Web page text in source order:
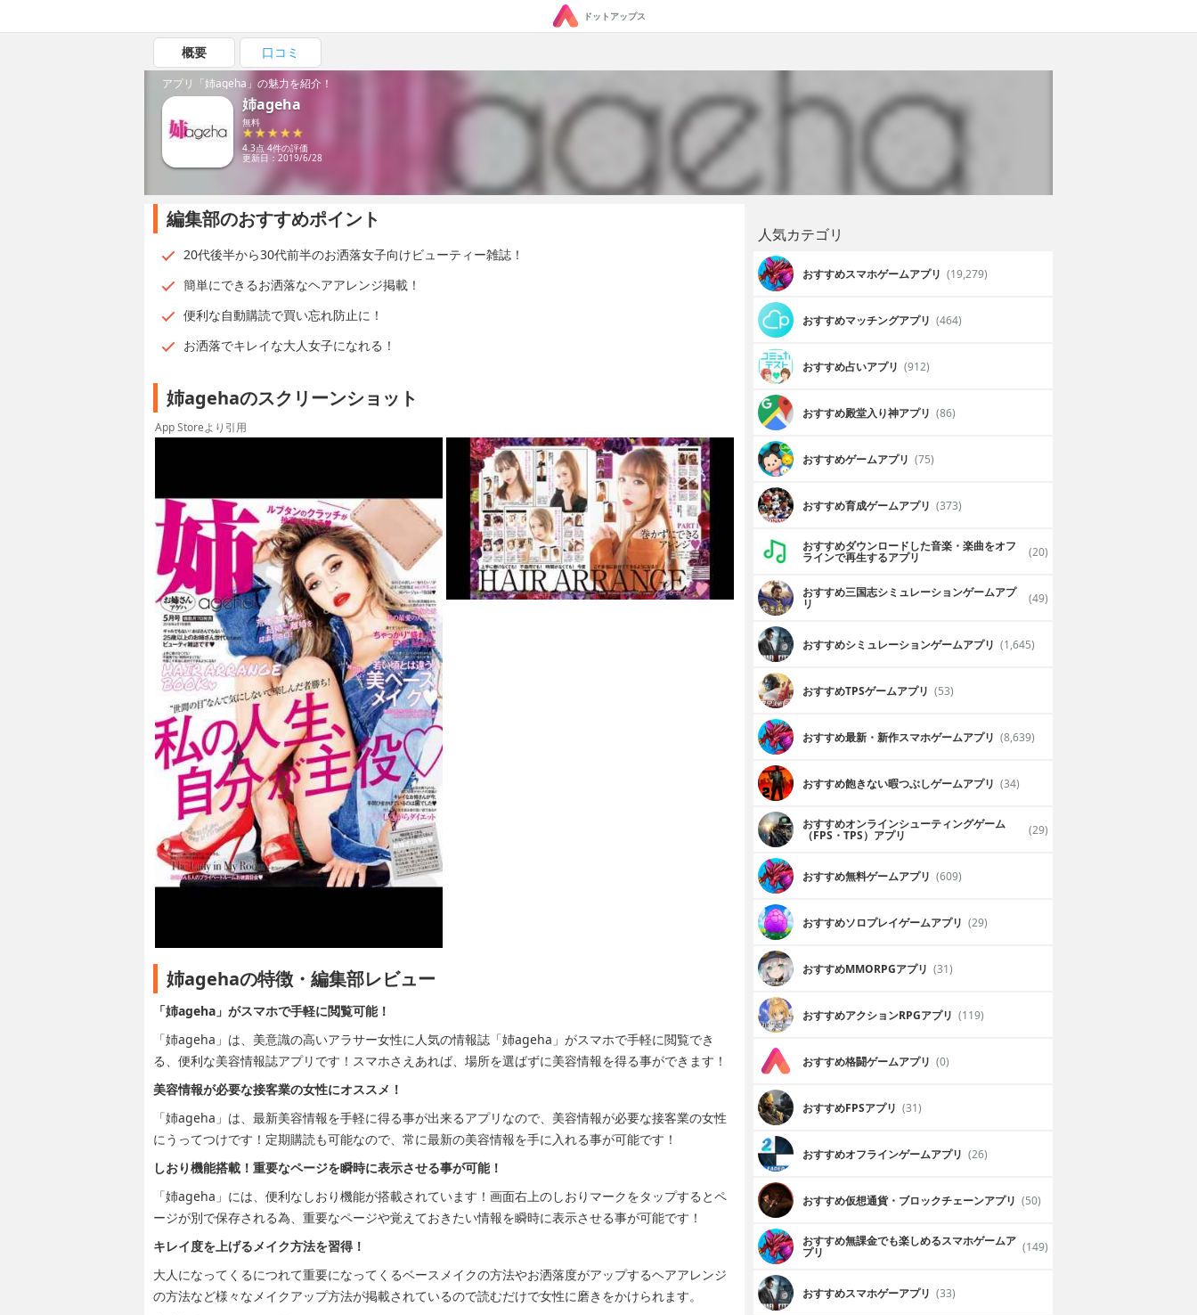
ドットアップス
概要 口コミ
アプリ「姉ageha」の魅力を紹介！
姉ageha
無料
4.3点 4件の評価
更新日：2019/6/28
編集部のおすすめポイント
20代後半から30代前半のお洒落女子向けビューティー雑誌！
簡単にできるお洒落なヘアアレンジ掲載！
便利な自動購読で買い忘れ防止に！
お洒落でキレイな大人女子になれる！
姉agehaのスクリーンショット
App Storeより引用
姉agehaの特徴・編集部レビュー
「姉ageha」がスマホで手軽に閲覧可能！
「姉ageha」は、美意識の高いアラサー女性に人気の情報誌「姉ageha」がスマホで手軽に閲覧でき
る、便利な美容情報誌アプリです！スマホさえあれば、場所を選ばずに美容情報を得る事ができます！
美容情報が必要な接客業の女性にオススメ！
「姉ageha」は、最新美容情報を手軽に得る事が出来るアプリなので、美容情報が必要な接客業の女性
にうってつけです！定期購読も可能なので、常に最新の美容情報を手に入れる事が可能です！
しおり機能搭載！重要なページを瞬時に表示させる事が可能！
「姉ageha」には、便利なしおり機能が搭載されています！画面右上のしおりマークをタップするとペ
ージが別で保存される為、重要なページや覚えておきたい情報を瞬時に表示させる事が可能です！
キレイ度を上げるメイク方法を習得！
大人になってくるにつれて重要になってくるベースメイクの方法やお洒落度がアップするヘアアレンジ
の方法など様々なメイクアップ方法が掲載されているので読むだけで女性に磨きをかけられます。
人気カテゴリ
おすすめスマホゲームアプリ (19,279)
おすすめマッチングアプリ (464)
おすすめ占いアプリ (912)
おすすめ殿堂入り神アプリ (86)
おすすめゲームアプリ (75)
おすすめ育成ゲームアプリ (373)
おすすめダウンロードした音楽・楽曲をオフ
ラインで再生するアプリ (20)
おすすめ三国志シミュレーションゲームアプ
リ (49)
おすすめシミュレーションゲームアプリ (1,645)
おすすめTPSゲームアプリ (53)
おすすめ最新・新作スマホゲームアプリ (8,639)
おすすめ飽きない暇つぶしゲームアプリ (34)
おすすめオンラインシューティングゲーム
（FPS・TPS）アプリ (29)
おすすめ無料ゲームアプリ (609)
おすすめソロプレイゲームアプリ (29)
おすすめ MMORPGアプリ (31)
おすすめアクションRPGアプリ (119)
おすすめ格闘ゲームアプリ (0)
おすすめFPSアプリ (31)
おすすめオフラインゲームアプリ (26)
おすすめ仮想通貨・ブロックチェーンアプリ (50)
おすすめ無課金でも楽しめるスマホゲームア
プリ (149)
おすすめスマホゲーアプリ (33)